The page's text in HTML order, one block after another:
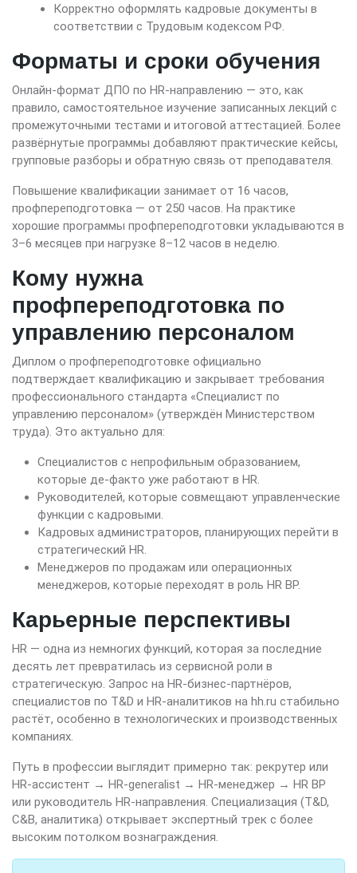
Корректно оформлять кадровые документы в
соответствии с Трудовым кодексом РФ.
Форматы и сроки обучения
Онлайн-формат ДПО по HR-направлению — это, как
правило, самостоятельное изучение записанных лекций с
промежуточными тестами и итоговой аттестацией. Более
развёрнутые программы добавляют практические кейсы,
групповые разборы и обратную связь от преподавателя.
Повышение квалификации занимает от 16 часов,
профпереподготовка — от 250 часов. На практике
хорошие программы профпереподготовки укладываются в
3–6 месяцев при нагрузке 8–12 часов в неделю.
Кому нужна
профпереподготовка по
управлению персоналом
Диплом о профпереподготовке официально
подтверждает квалификацию и закрывает требования
профессионального стандарта «Специалист по
управлению персоналом» (утверждён Министерством
труда). Это актуально для:
Специалистов с непрофильным образованием,
которые де-факто уже работают в HR.
Руководителей, которые совмещают управленческие
функции с кадровыми.
Кадровых администраторов, планирующих перейти в
стратегический HR.
Менеджеров по продажам или операционных
менеджеров, которые переходят в роль HR BP.
Карьерные перспективы
HR — одна из немногих функций, которая за последние
десять лет превратилась из сервисной роли в
стратегическую. Запрос на HR-бизнес-партнёров,
специалистов по T&D и HR-аналитиков на hh.ru стабильно
растёт, особенно в технологических и производственных
компаниях.
Путь в профессии выглядит примерно так: рекрутер или
HR-ассистент → HR-generalist → HR-менеджер → HR BP
или руководитель HR-направления. Специализация (T&D,
C&B, аналитика) открывает экспертный трек с более
высоким потолком вознаграждения.